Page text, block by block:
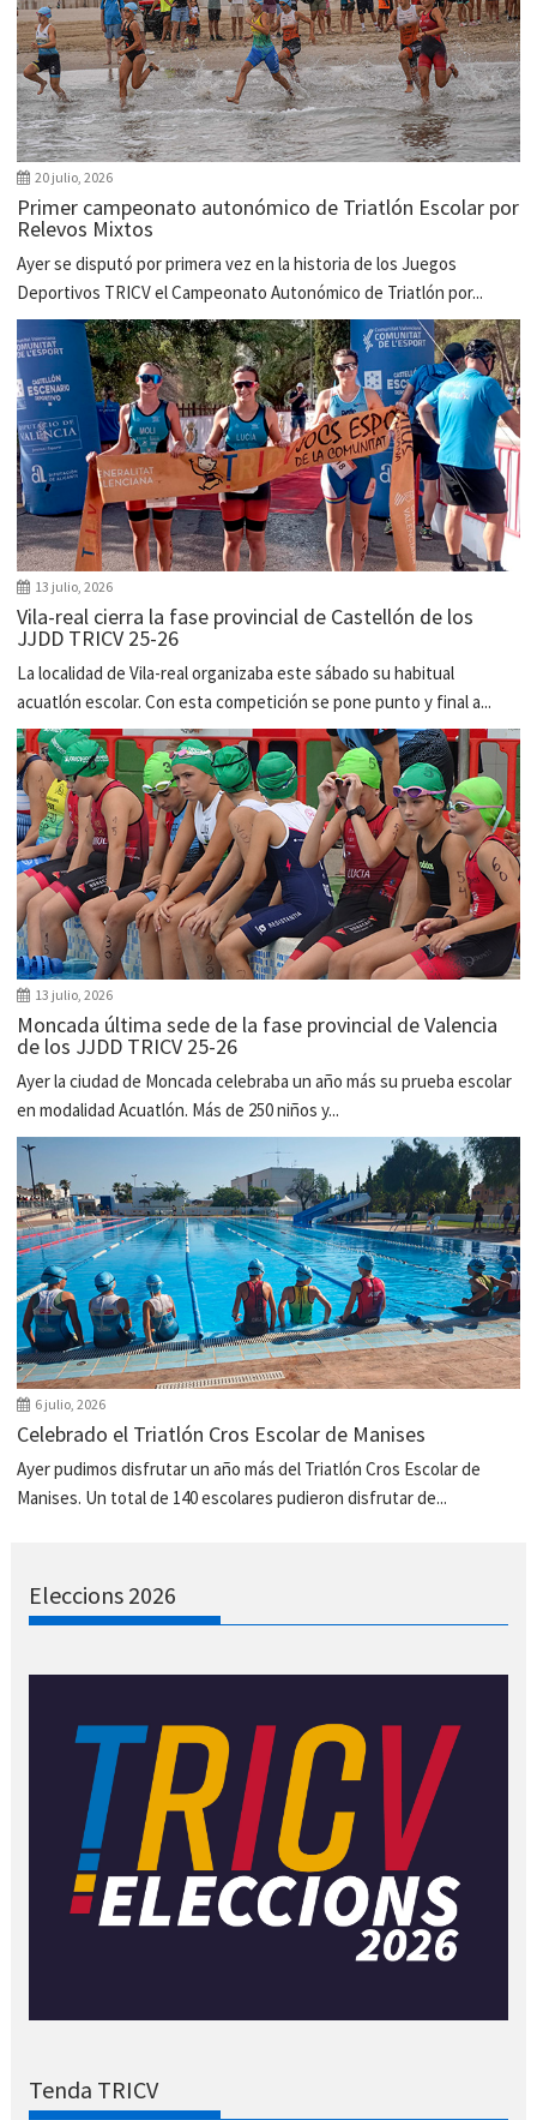
20 julio, 2026
Primer campeonato autonómico de Triatlón Escolar por
Relevos Mixtos
Ayer se disputó por primera vez en la historia de los Juegos
Deportivos TRICV el Campeonato Autonómico de Triatlón por...
13 julio, 2026
Vila-real cierra la fase provincial de Castellón de los
JJDD TRICV 25-26
La localidad de Vila-real organizaba este sábado su habitual
acuatlón escolar. Con esta competición se pone punto y final a...
13 julio, 2026
Moncada última sede de la fase provincial de Valencia
de los JJDD TRICV 25-26
Ayer la ciudad de Moncada celebraba un año más su prueba escolar
en modalidad Acuatlón. Más de 250 niños y...
6 julio, 2026
Celebrado el Triatlón Cros Escolar de Manises
Ayer pudimos disfrutar un año más del Triatlón Cros Escolar de
Manises. Un total de 140 escolares pudieron disfrutar de...
Eleccions 2026
Tenda TRICV